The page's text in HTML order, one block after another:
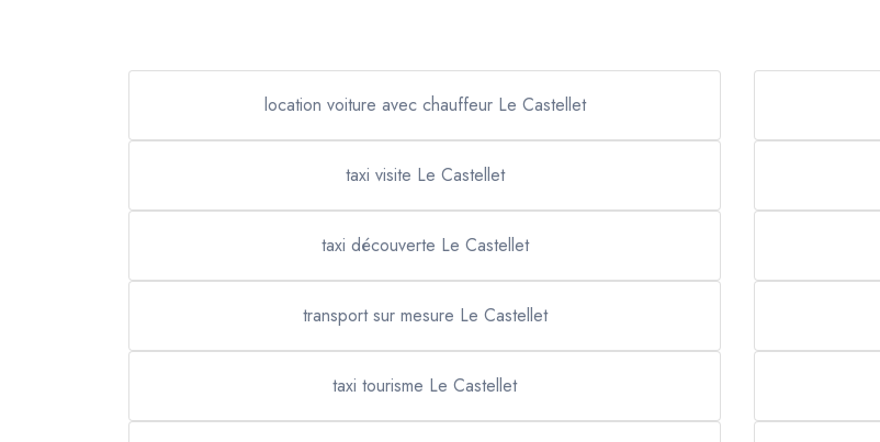
location voiture avec chauffeur Le Castellet
taxi visite Le Castellet
taxi découverte Le Castellet
transport sur mesure Le Castellet
taxi tourisme Le Castellet